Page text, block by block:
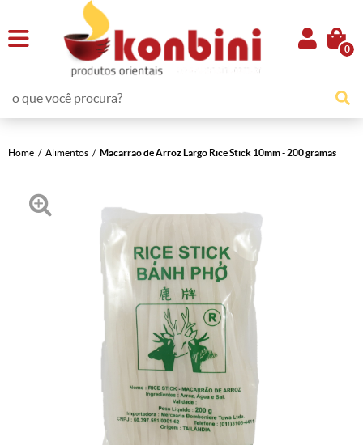
0
Home Alimentos Macarrão de Arroz Largo Rice Stick 10mm - 200 gramas